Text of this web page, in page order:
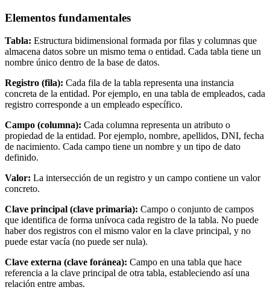
Elementos fundamentales
Tabla: Estructura bidimensional formada por filas y columnas que
almacena datos sobre un mismo tema o entidad. Cada tabla tiene un
nombre único dentro de la base de datos.
Registro (fila): Cada fila de la tabla representa una instancia
concreta de la entidad. Por ejemplo, en una tabla de empleados, cada
registro corresponde a un empleado específico.
Campo (columna): Cada columna representa un atributo o
propiedad de la entidad. Por ejemplo, nombre, apellidos, DNI, fecha
de nacimiento. Cada campo tiene un nombre y un tipo de dato
definido.
Valor: La intersección de un registro y un campo contiene un valor
concreto.
Clave principal (clave primaria): Campo o conjunto de campos
que identifica de forma unívoca cada registro de la tabla. No puede
haber dos registros con el mismo valor en la clave principal, y no
puede estar vacía (no puede ser nula).
Clave externa (clave foránea): Campo en una tabla que hace
referencia a la clave principal de otra tabla, estableciendo así una
relación entre ambas.